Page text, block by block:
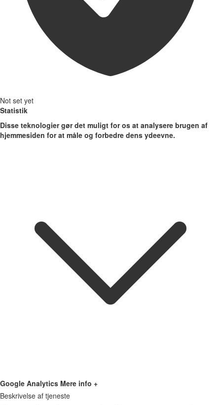
Not set yet
Statistik
Disse teknologier gør det muligt for os at analysere brugen af
hjemmesiden for at måle og forbedre dens ydeevne.
Google Analytics Mere info +
Beskrivelse af tjeneste